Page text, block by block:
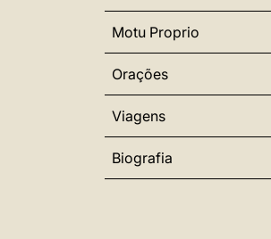
Motu Proprio
Orações
Viagens
Biografia